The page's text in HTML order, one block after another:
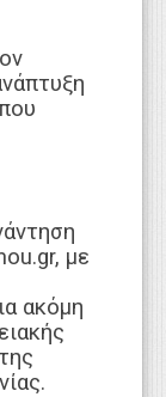
με
ακόμη